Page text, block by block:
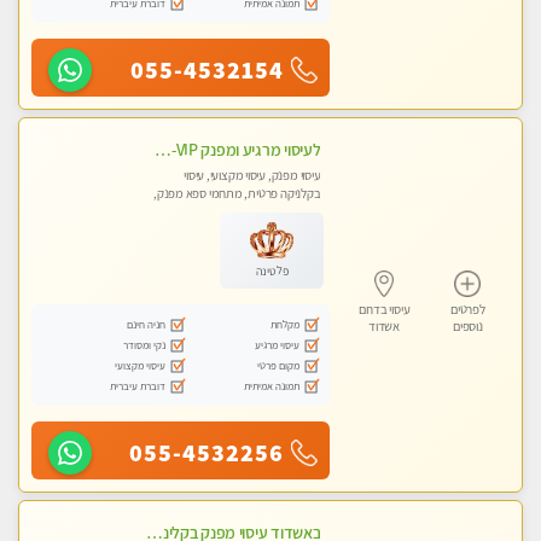
תמונה אמיתית דוברת עיברית
055-4532154
לפרטים
נוספים
עיסוי בדרום
אשדוד
לעיסוי מרגיע ומפנק VIP-מומלץ לחלוטין! פרטי! ​​​​​​ Highly recommended
עיסוי מפנק, עיסוי מקצועי, עיסוי
בקלניקה פרטית, מתחמי ספא מפנק,
טנטרה
פלטינה
מקלחת
חניה חינם
עיסוי מרגיע
נקי ומסודר
מקום פרטי
עיסוי מקצועי
תמונה אמיתית
דוברת עיברית
055-4532256
באשדוד עיסוי מפנק בקליניקה פרטית שירות vip לרציניים בלבד! מומלץ!!